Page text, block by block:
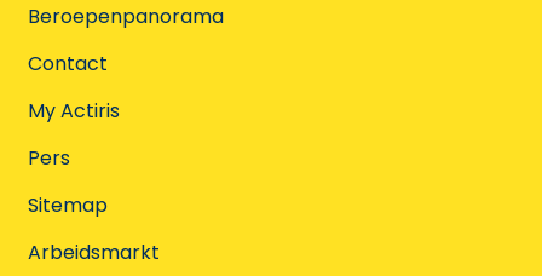
Beroepenpanorama
Contact
My Actiris
Pers
Sitemap
Arbeidsmarkt